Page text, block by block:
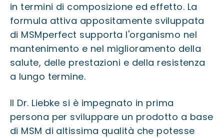
in termini di composizione ed effetto. La
formula attiva appositamente sviluppata
di MSMperfect supporta l'organismo nel
mantenimento e nel miglioramento della
salute, delle prestazioni e della resistenza
a lungo termine.
Il Dr. Liebke si è impegnato in prima
persona per sviluppare un prodotto a base
di MSM di altissima qualità che potesse